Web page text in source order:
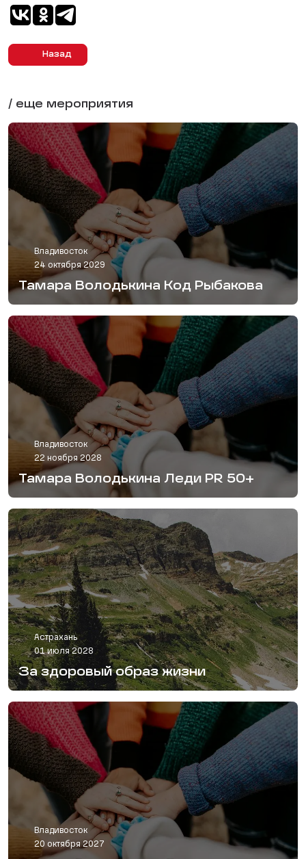
Назад
/ еще мероприятия
Владивосток
24 октября 2029
Тамара Володькина Код Рыбакова
Владивосток
22 ноября 2028
Тамара Володькина Леди PR 50+
Астрахань
01 июля 2028
За здоровый образ жизни
Владивосток
20 октября 2027